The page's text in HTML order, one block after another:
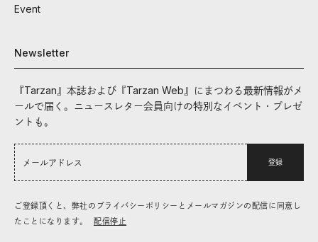
Event
Newsletter
『Tarzan』本誌および『Tarzan Web』にまつわる最新情報がメ
ールで届く。ニュースレター会員向けの特別なイベント・プレゼ
ントも。
登録
ご登録頂くと、弊社のプライバシーポリシーとメールマガジンの配信に同意し
たことになります。
配信停止